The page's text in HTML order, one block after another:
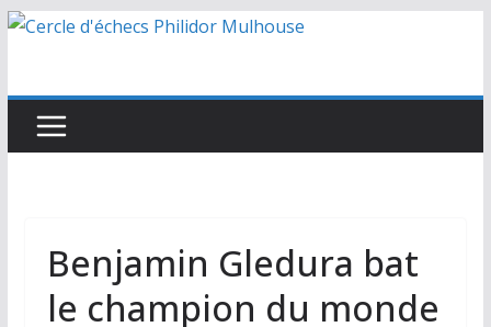
Passer
Benjamin Gledura bat
le champion du monde